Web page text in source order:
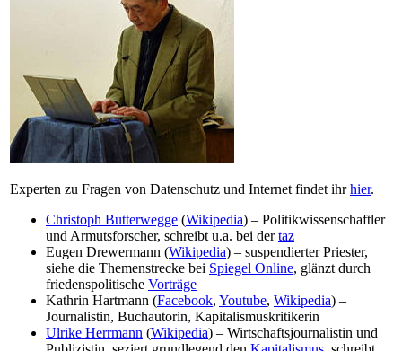
Experten zu Fragen von Datenschutz und Internet findet ihrhier.
Christoph Butterwegge (Wikipedia) – Politikwissenschaftler
und Armutsforscher, schreibt u.a. bei dertaz
Eugen Drewermann (Wikipedia) – suspendierter Priester,
siehe die Themenstrecke bei Spiegel Online, glänzt durch
friedenspolitische Vorträge
Kathrin Hartmann (Facebook, Youtube, Wikipedia) –
Journalistin, Buchautorin, Kapitalismuskritikerin
Ulrike Herrmann (Wikipedia) – Wirtschaftsjournalistin und